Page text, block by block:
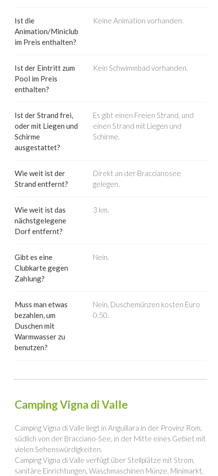
Ist die
Animation/Miniclub
im Preis enthalten?
Keine Animation vorhanden.
Ist der Eintritt zum
Pool im Preis
enthalten?
Kein Schwimmbad vorhanden.
Ist der Strand frei,
oder mit Liegen und
Schirme
ausgestattet?
Es gibt einen Freien Strand, und
einen Strand mit Liegen und
Schirme.
Wie weit ist der
Strand entfernt?
Direkt an der Braccianosee
gelegen.
Wie weit ist das
nächstgelegene
Dorf entfernt?
3 km.
Gibt es eine
Clubkarte gegen
Zahlung?
Nein.
Muss man etwas
bezahlen, um
Duschen mit
Warmwasser zu
benutzen?
Nein, Duschemünzen kosten Euro
0,50.
Camping Vigna di Valle
Camping Vigna di Valle liegt in Anguillara in der Provinz Rom,
südlich von der Bracciano-See, in der Mitte eines Gebiet mit
vielen Sehenswürdigkeiten.
Camping Vigna di Valle verfügt über Stellplätze mit Strom,
sanitäre Einrichtungen, Waschmaschinen Münze, Minimarkt,